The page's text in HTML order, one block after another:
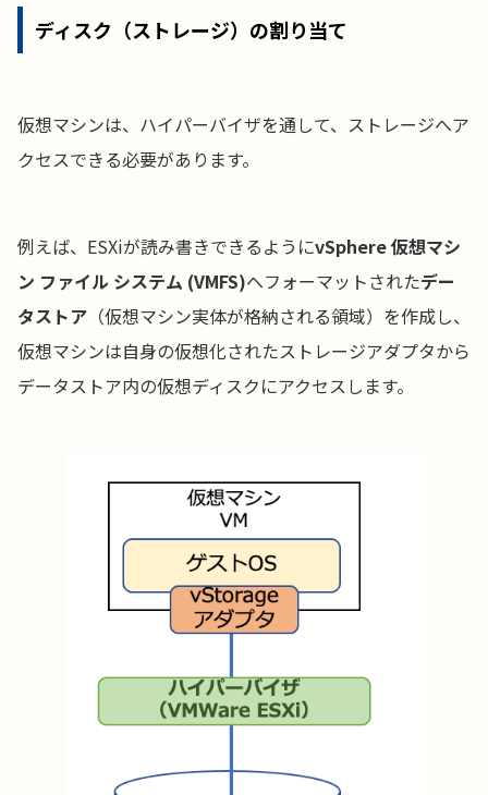
ディスク（ストレージ）の割り当て
仮想マシンは、ハイパーバイザを通して、ストレージへア
クセスできる必要があります。
例えば、ESXiが読み書きできるようにvSphere 仮想マシ
ン ファイル システム (VMFS)へフォーマットされたデー
タストア （仮想マシン実体が格納される領域）を作成し、
仮想マシンは自身の仮想化されたストレージアダプタから
データストア内の仮想ディスクにアクセスします。